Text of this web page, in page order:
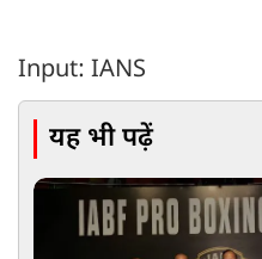
Input: IANS
यह भी पढ़ें